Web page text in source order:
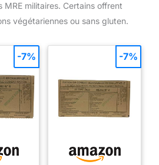
MRE militaires. Certains offrent
végétariennes ou sans gluten.
-7% -7%